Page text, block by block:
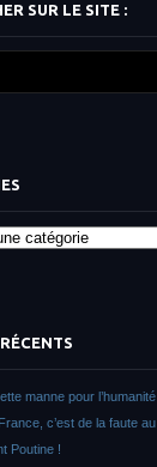
SUR LE SITE :
manne pour l’humanité
c’est de la faute au
Poutine !